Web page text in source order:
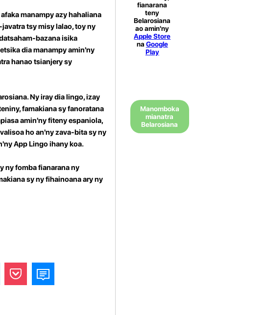
manampy azy hahaliana
tsy misy lalao, toy ny
bazana isika
dia manampy amin'ny
hanao tsianjery sy
Ny iray dia lingo, izay
famakiana sy fanoratana
amin'ny fiteny espaniola,
ho an'ny zava-bita sy ny
App Lingo ihany koa.
ny fomba fianarana ny
sy ny fihainoana ary ny
fianarana
teny
Belarosiana
ao amin'ny
Apple Store
na Google
Play
Manomboka
mianatra
Belarosiana